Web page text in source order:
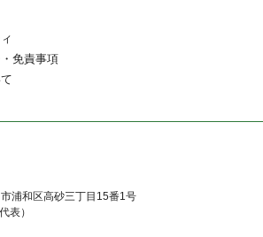
免責事項
浦和区高砂三丁目15番1号
表）